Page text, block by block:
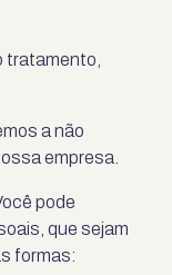
tratamento,
a não
empresa.
pode
que sejam
formas: